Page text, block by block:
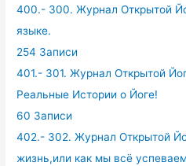
400.- 300. Журнал Открытой
языке.
254 Записи
401.- 301. Журнал Открытой
Реальные Истории о Йоге!
60 Записи
402.- 302. Журнал Открытой
жизнь,или как мы всё